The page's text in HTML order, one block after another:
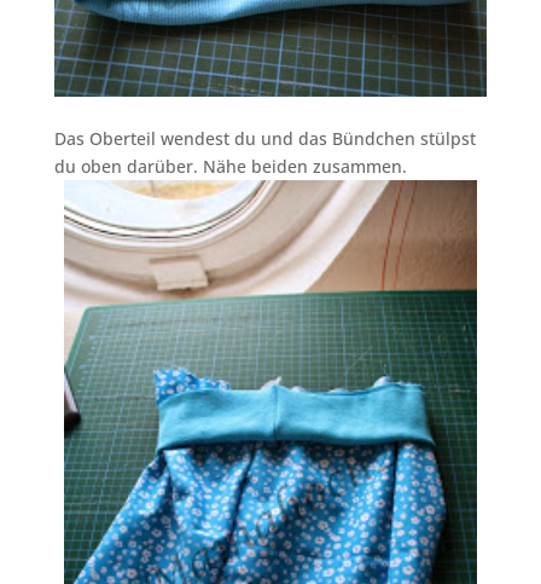
Das Oberteil wendest du und das Bündchen stülpst
du oben darüber. Nähe beiden zusammen.